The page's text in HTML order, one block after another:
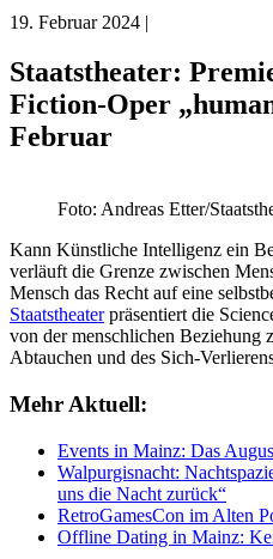
19. Februar 2024 |
Staatstheater:
Fiction-Oper
Februar
Foto: Andreas Etter/
Kann Künstliche Intelligenz ein
verläuft die Grenze zwischen
Mensch das Recht auf eine
Staatstheaterpräsentiert die
von der menschlichen Beziehung
Abtauchen und des Sich-
Mehr Aktuell:
Events in Mainz: Das
Walpurgisnacht:
uns die Nacht zurück“
RetroGamesCon im Alten
Offline Dating in Mainz: